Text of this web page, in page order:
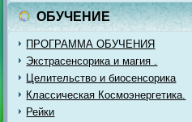
ОБУЧЕНИЕ
ПРОГРАММА ОБУЧЕНИЯ
Экстрасенсорика и магия .
Целительство и биосенсорика
Классическая Космоэнергетика.
Рейки